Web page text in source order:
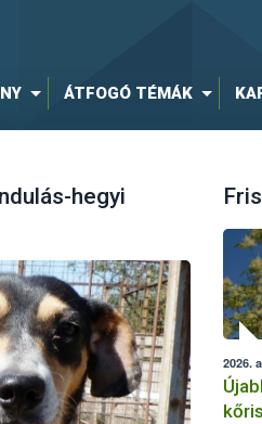
ÁTFOGÓ TÉMÁK
hegyi
2026.